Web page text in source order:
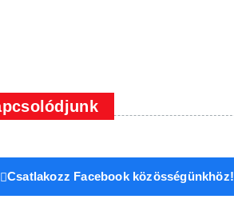
Csatlakozz Facebook közösségünkhöz!